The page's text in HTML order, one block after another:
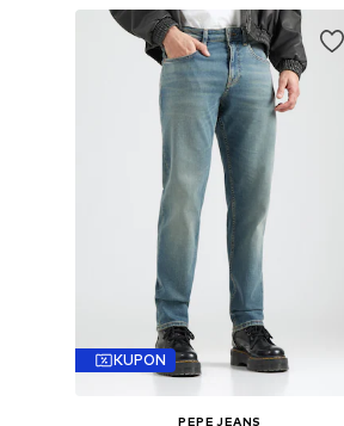
KUPON
PEPE JEANS